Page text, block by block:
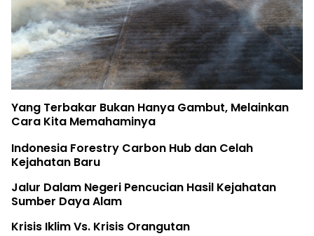
Yang Terbakar Bukan Hanya Gambut, Melainkan
Cara Kita Memahaminya
Indonesia Forestry Carbon Hub dan Celah
Kejahatan Baru
Jalur Dalam Negeri Pencucian Hasil Kejahatan
Sumber Daya Alam
Krisis Iklim Vs. Krisis Orangutan